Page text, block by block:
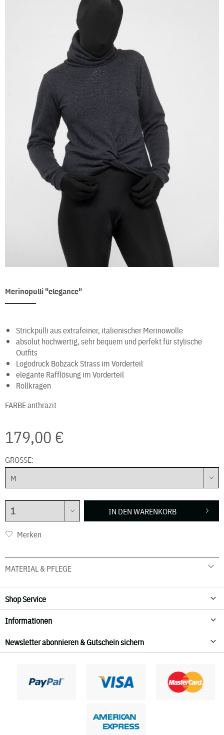
Merinopulli "elegance"
Strickpulli aus extrafeiner, italienischer Merinowolle
absolut hochwertig, sehr bequem und perfekt für stylische
Outfits
Logodruck Bobzack Strass im Vorderteil
elegante Rafflösung im Vorderteil
Rollkragen
FARBEanthrazit
179,00 €
GRÖSSE:
IN DENWARENKORB
Merken
MATERIAL & PFLEGE
100 % Merinowolle
Handwäsche
nicht in den Wäschetrockner geben
Shop Service
Informationen
Newsletter abonnieren & Gutschein sichern